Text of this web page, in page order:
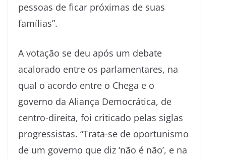
pessoas de ficar próximas de suas
famílias”.
A votação se deu após um debate
acalorado entre os parlamentares, na
qual o acordo entre o Chega e o
governo da Aliança Democrática, de
centro-direita, foi criticado pelas siglas
progressistas. “Trata-se de oportunismo
de um governo que diz ‘não é não’, e na